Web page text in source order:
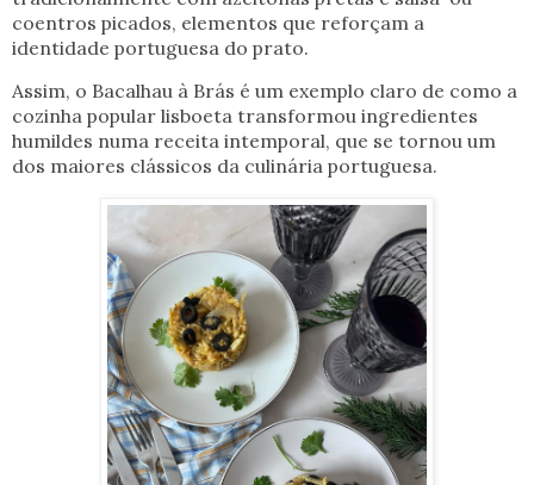
coentros picados, elementos que reforçam a
identidade portuguesa do prato.
Assim, o Bacalhau à Brás é um exemplo claro de como a
cozinha popular lisboeta transformou ingredientes
humildes numa receita intemporal, que se tornou um
dos maiores clássicos da culinária portuguesa.